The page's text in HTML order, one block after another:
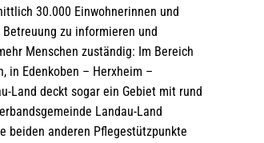
30.000 Einwohnerinnen und
zu informieren und
Menschen zuständig: Im Bereich
in Edenkoben – Herxheim –
Land deckt sogar ein Gebiet mit rund
Landau-Land
beiden anderen Pflegestützpunkte